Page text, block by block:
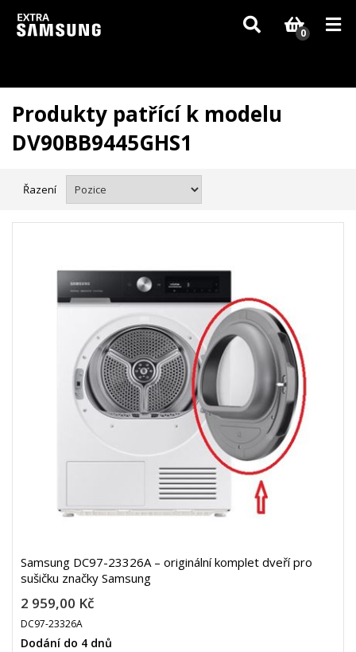
Vzhledem k aktuální situaci se může dodání dílů, které nejsou skladem,
zpozdit. Děkujeme za pochopení.
0
Produkty patřící k modelu
DV90BB9445GHS1
Řazení
Samsung DC97-23326A – originální komplet dveří pro
sušičku značky Samsung
2 959,00 Kč
DC97-23326A
Dodání do 4 dnů